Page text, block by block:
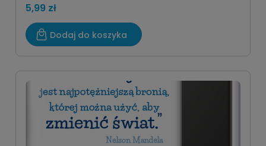
5,99 zł
Dodaj do koszyka